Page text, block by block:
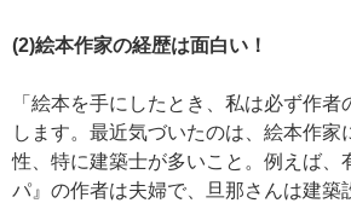
(2)絵本作家の経歴は面白い！
「絵本を手にしたとき、私は必ず作者
します。最近気づいたのは、絵本作家
性、特に建築士が多いこと。例えば、
パ』の作者は夫婦で、旦那さんは建築